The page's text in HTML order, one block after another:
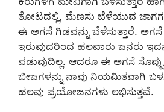
ತೋಟದಲ್ಲಿ, ಮೆಣಸು ಬೆಳೆಯುವ
ಈ ಅಗಸೆ ಗಿಡವನ್ನು ಬೆಳೆಸುತ್ತಾರೆ. ಅಗಸೆ
ಇರುವುದರಿಂದ ಹಲವಾರು ಜನರು
ಪಡುವುದಿಲ್ಲ. ಆದರೂ ಈ ಅಗಸೆ
ಬೀಜಗಳನ್ನು ನಾವು ನಿಯಮಿತವಾಗಿ
ಹಲವು ಪ್ರಯೋಜನಗಳು ಲಭಿಸುತ್ತವೆ.